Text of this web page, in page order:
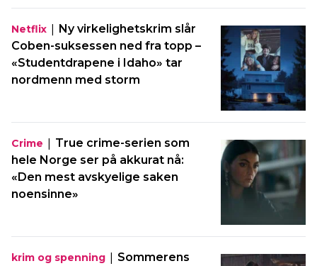
Netflix | Ny virkelighetskrim slår
Coben-suksessen ned fra topp –
«Studentdrapene i Idaho» tar
nordmenn med storm
Crime | True crime-serien som
hele Norge ser på akkurat nå:
«Den mest avskyelige saken
noensinne»
krim og spenning | Sommerens